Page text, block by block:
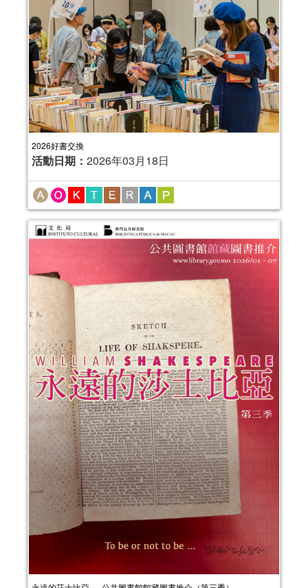
2026好書交換
活動日期： 2026年03月18日